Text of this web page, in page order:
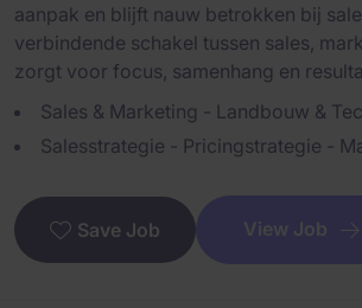
aanpak en blijft nauw betrokken bij
verbindende schakel tussen sales,
zorgt voor focus, samenhang en
Sales & Marketing - Landbouw &
Salesstrategie - Pricingstrategie -
Save Job View Job